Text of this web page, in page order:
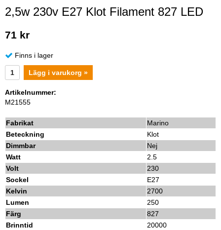
2,5w 230v E27 Klot Filament 827 LED
71 kr
Finns i lager
Lägg i varukorg »
Artikelnummer:
M21555
Fabrikat
Marino
Beteckning
Klot
Dimmbar
Nej
Watt
2.5
Volt
230
Sockel
E27
Kelvin
2700
Lumen
250
Färg
827
Brinntid
20000